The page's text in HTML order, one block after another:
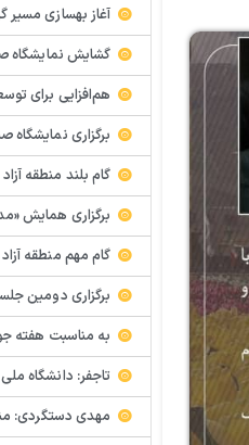
آغاز بهسازی مسیر
گشایش نمایشگاه صنایع
هم‌افزایی برای
برگزاری
گام بلند منطقه آزاد ماکو
️برگزاری همایش «مدرسه در سند
گام مهم منطقه آزاد ماکو برای
برگزاری دومین جلسه
به مناسبت هفته جوانی
تاجفر: دانشگاه ملی
مهدی دستگردی: منطقه